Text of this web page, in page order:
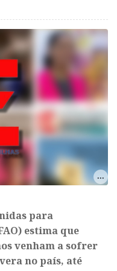
para
estima que
venham a sofrer
no país, até